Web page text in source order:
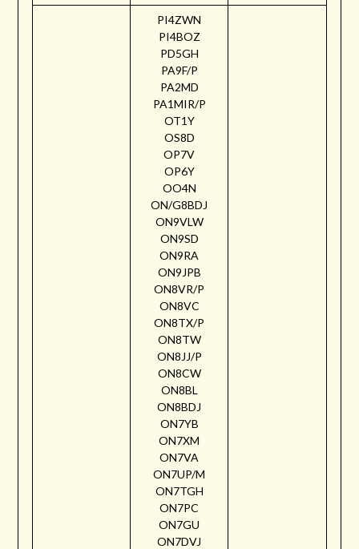
PI4ZWN
PI4BOZ
PD5GH
PA9F/P
PA2MD
PA1MIR/P
OT1Y
OS8D
OP7V
OP6Y
OO4N
ON/G8BDJ
ON9VLW
ON9SD
ON9RA
ON9JPB
ON8VR/P
ON8VC
ON8TX/P
ON8TW
ON8JJ/P
ON8CW
ON8BL
ON8BDJ
ON7YB
ON7XM
ON7VA
ON7UP/M
ON7TGH
ON7PC
ON7GU
ON7DVJ